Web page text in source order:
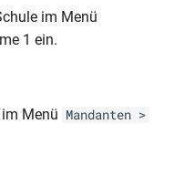
im Menü
1 ein.
Menü Mandanten >